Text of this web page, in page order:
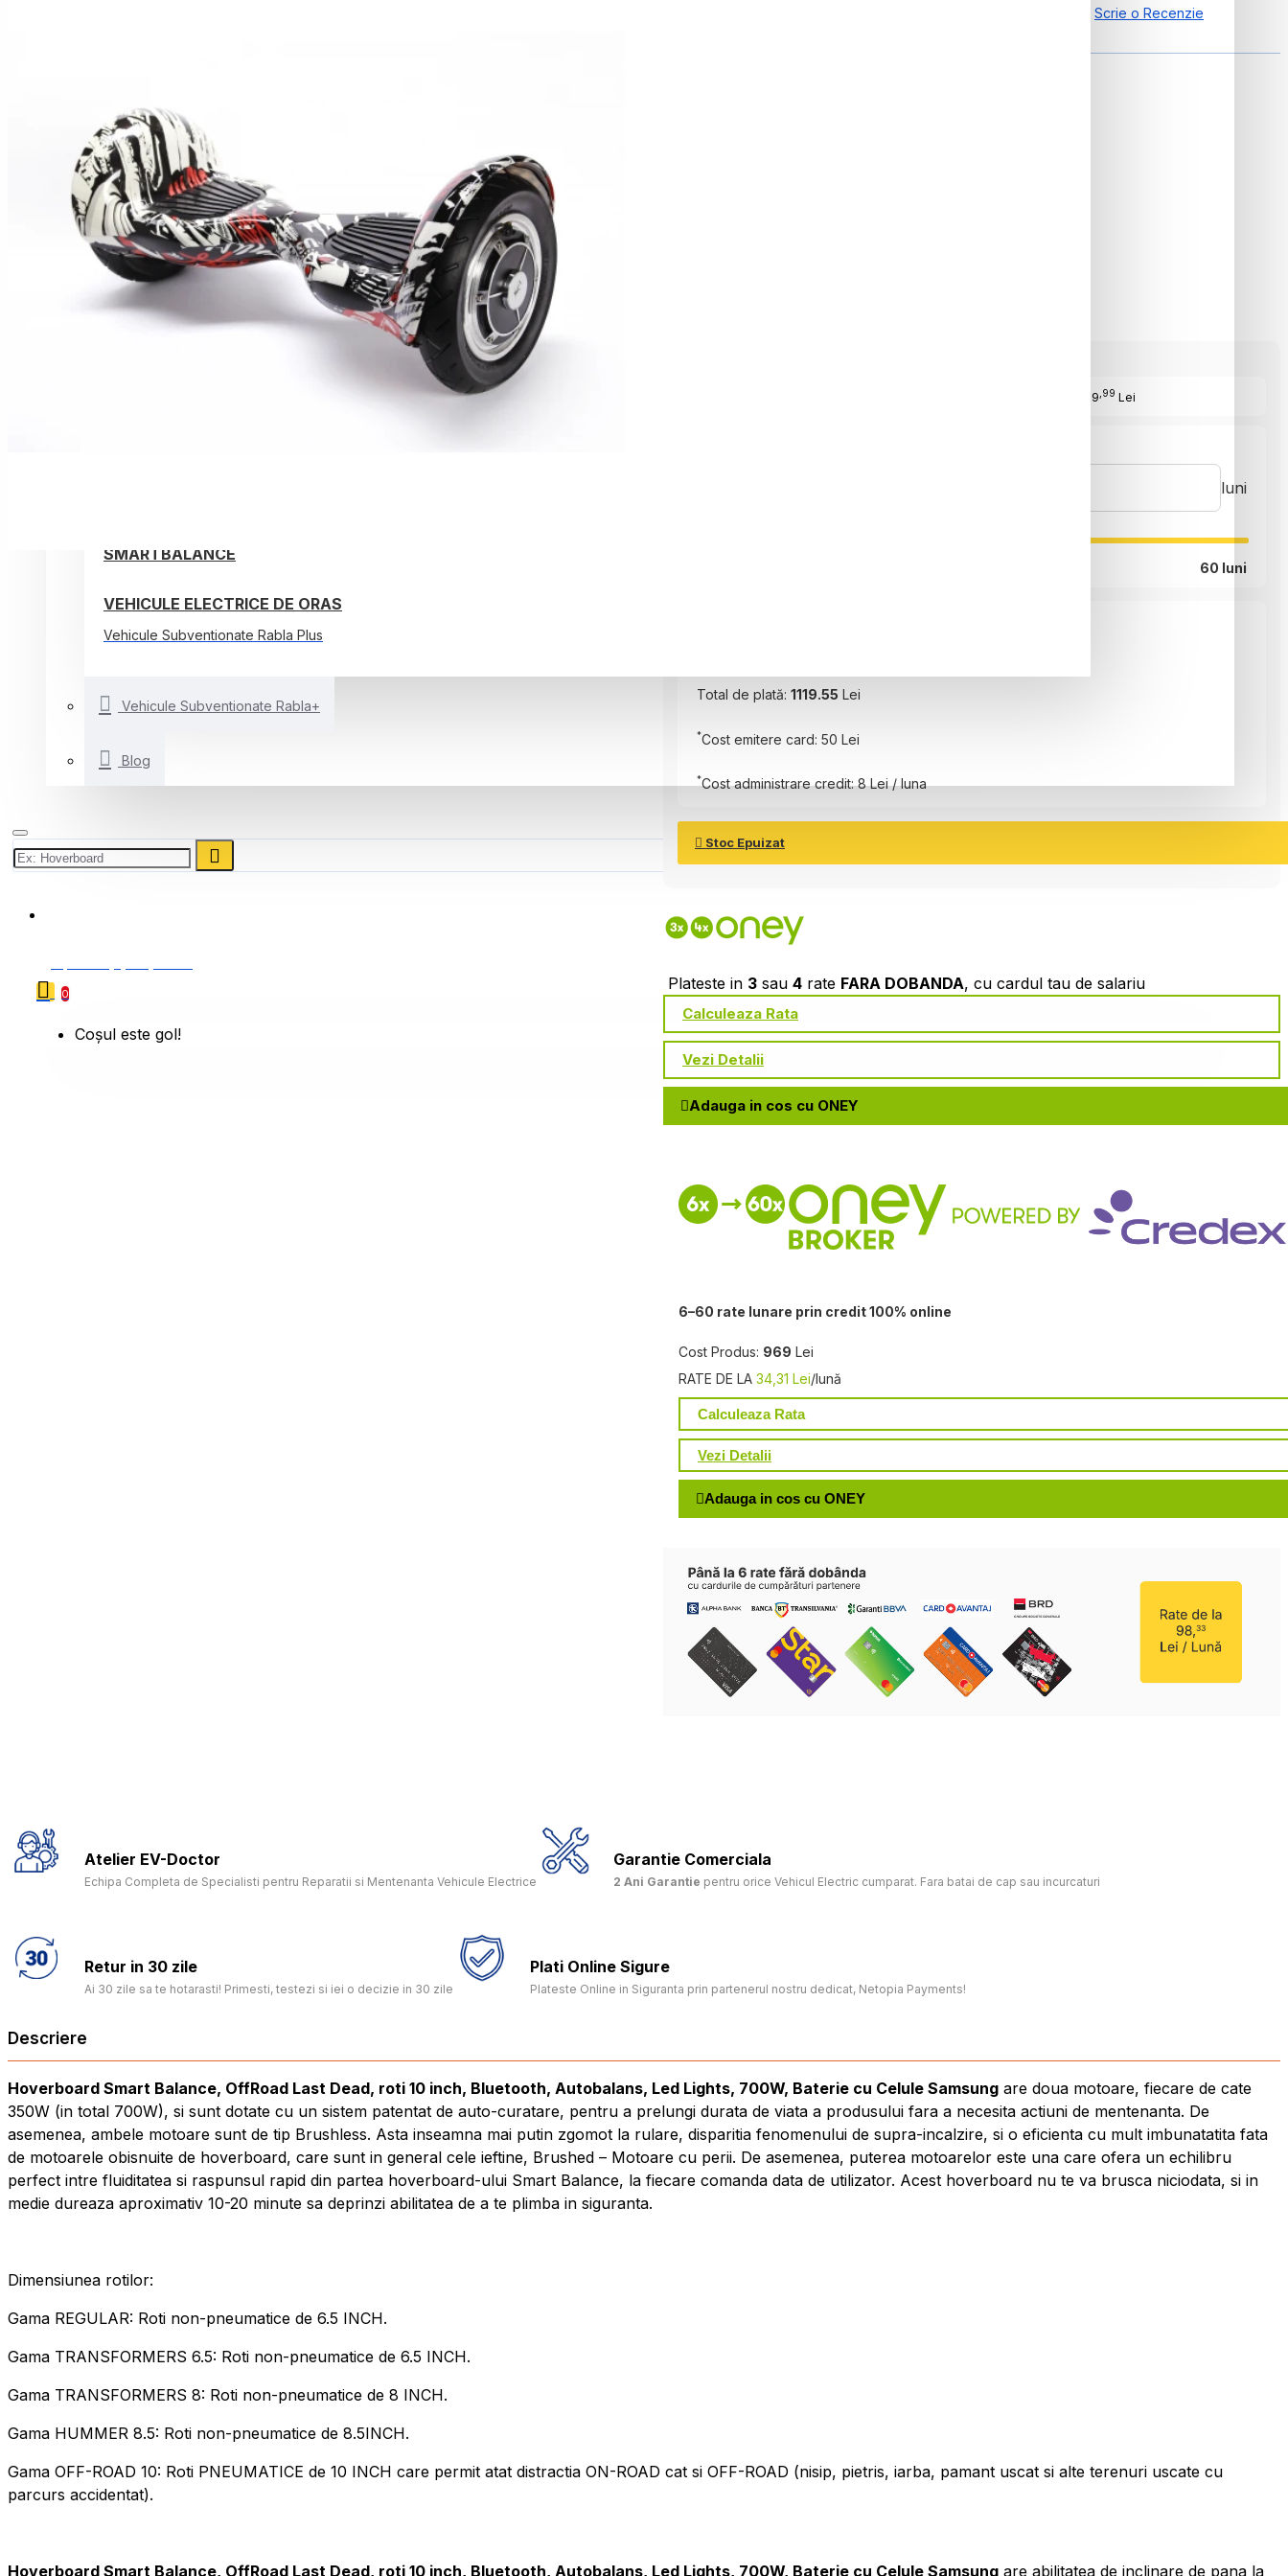
Scutere Horwin
Motociclete Gowow
Motociclete Sur-Ron
ACCESORII
Accesorii de siguranta
Huse si Ghiozdane
SMARTBALANCE
VEHICULE ELECTRICE DE ORAS
Vehicule Subventionate Rabla Plus
Vehicule Subventionate Rabla+
Blog
0
Coșul este gol!
Scrie o Recenzie
:969 ,99 Lei
luni
60 luni
Total de plată: 1119.55 Lei
*Cost emitere card: 50 Lei
*Cost administrare credit: 8 Lei / luna
Stoc Epuizat
Plateste in 3 sau 4 rate FARA DOBANDA, cu cardul tau de salariu
Calculeaza Rata
Vezi Detalii
Adauga in cos cu ONEY
6–60 rate lunare prin credit 100% online
Cost Produs: 969 Lei
RATE DE LA 34,31 Lei/lună
Calculeaza Rata
Vezi Detalii
Adauga in cos cu ONEY
Atelier EV-Doctor
Echipa Completa de Specialisti pentru Reparatii si Mentenanta Vehicule Electrice
Garantie Comerciala
2 Ani Garantie pentru orice Vehicul Electric cumparat. Fara batai de cap sau incurcaturi
Retur in 30 zile
Ai 30 zile sa te hotarasti! Primesti, testezi si iei o decizie in 30 zile
Plati Online Sigure
Plateste Online in Siguranta prin partenerul nostru dedicat, Netopia Payments!
Descriere
Hoverboard Smart Balance, OffRoad Last Dead, roti 10 inch, Bluetooth, Autobalans, Led Lights, 700W, Baterie cu Celule Samsung are doua motoare, fiecare de cate
350W (in total 700W), si sunt dotate cu un sistem patentat de auto-curatare, pentru a prelungi durata de viata a produsului fara a necesita actiuni de mentenanta. De
asemenea, ambele motoare sunt de tip Brushless. Asta inseamna mai putin zgomot la rulare, disparitia fenomenului de supra-incalzire, si o eficienta cu mult imbunatatita fata
de motoarele obisnuite de hoverboard, care sunt in general cele ieftine, Brushed – Motoare cu perii. De asemenea, puterea motoarelor este una care ofera un echilibru
perfect intre fluiditatea si raspunsul rapid din partea hoverboard-ului Smart Balance, la fiecare comanda data de utilizator. Acest hoverboard nu te va brusca niciodata, si in
medie dureaza aproximativ 10-20 minute sa deprinzi abilitatea de a te plimba in siguranta.
Dimensiunea rotilor:
Gama REGULAR: Roti non-pneumatice de 6.5 INCH.
Gama TRANSFORMERS 6.5: Roti non-pneumatice de 6.5 INCH.
Gama TRANSFORMERS 8: Roti non-pneumatice de 8 INCH.
Gama HUMMER 8.5: Roti non-pneumatice de 8.5INCH.
Gama OFF-ROAD 10: Roti PNEUMATICE de 10 INCH care permit atat distractia ON-ROAD cat si OFF-ROAD (nisip, pietris, iarba, pamant uscat si alte terenuri uscate cu
parcurs accidentat).
Hoverboard Smart Balance, OffRoad Last Dead, roti 10 inch, Bluetooth, Autobalans, Led Lights, 700W, Baterie cu Celule Samsung are abilitatea de inclinare de pana la